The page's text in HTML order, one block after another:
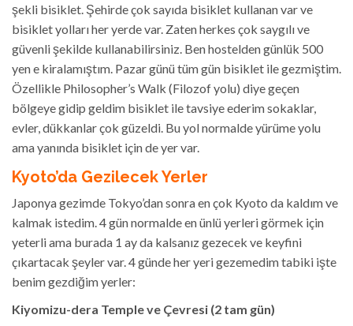
şekli bisiklet. Şehirde çok sayıda bisiklet kullanan var ve
bisiklet yolları her yerde var. Zaten herkes çok saygılı ve
güvenli şekilde kullanabilirsiniz. Ben hostelden günlük 500
yen e kiralamıştım. Pazar günü tüm gün bisiklet ile gezmiştim.
Özellikle Philosopher’s Walk (Filozof yolu) diye geçen
bölgeye gidip geldim bisiklet ile tavsiye ederim sokaklar,
evler, dükkanlar çok güzeldi. Bu yol normalde yürüme yolu
ama yanında bisiklet için de yer var.
Kyoto’da Gezilecek Yerler
Japonya gezimde Tokyo’dan sonra en çok Kyoto da kaldım ve
kalmak istedim. 4 gün normalde en ünlü yerleri görmek için
yeterli ama burada 1 ay da kalsanız gezecek ve keyfini
çıkartacak şeyler var. 4 günde her yeri gezemedim tabiki işte
benim gezdiğim yerler:
Kiyomizu-dera Temple ve Çevresi (2 tam gün)